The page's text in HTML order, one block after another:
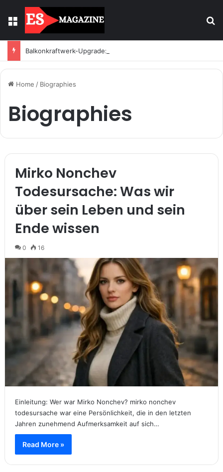
Menu
Balkonkraftwerk-Upgrade: Wann und wie registrieren
Home / Biographies
Biographies
Mirko Nonchev
Todesursache: Was wir
über sein Leben und sein
Ende wissen
0 16
Einleitung: Wer war Mirko Nonchev? mirko nonchev
todesursache war eine Persönlichkeit, die in den letzten
Jahren zunehmend Aufmerksamkeit auf sich…
Read More »